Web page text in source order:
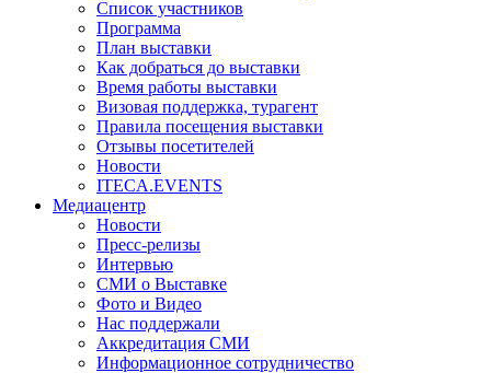
Список участников
Программа
План выставки
Как добраться до выставки
Время работы выставки
Визовая поддержка, турагент
Правила посещения выставки
Отзывы посетителей
Новости
ITECA.EVENTS
Медиацентр
Новости
Пресс-релизы
Интервью
СМИ о Выставке
Фото и Видео
Нас поддержали
Аккредитация СМИ
Информационное сотрудничество